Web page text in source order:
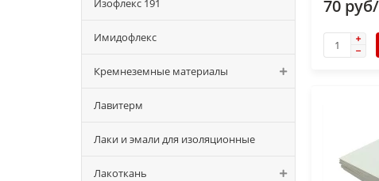
Изофлекс 191
Имидофлекс
Кремнеземные материалы
Лавитерм
Лаки и эмали для изоляционные
Лакоткань
70